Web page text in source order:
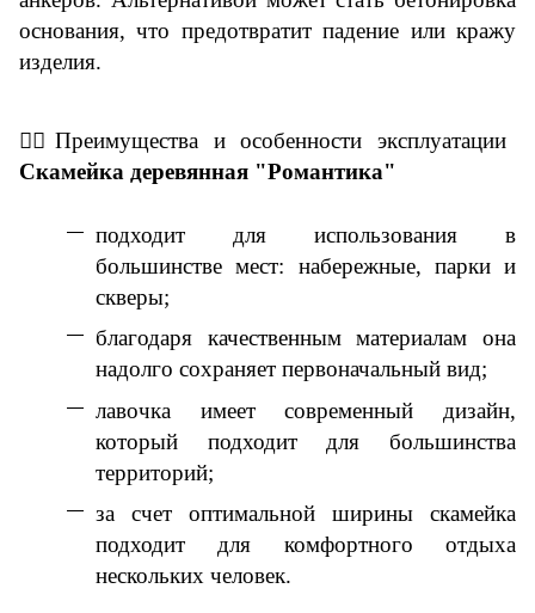
основания, что предотвратит падение или кражу
изделия.
👇🏼 Преимущества и особенности эксплуатации
Скамейка деревянная "Романтика"
подходит для использования в
большинстве мест: набережные, парки и
скверы;
благодаря качественным материалам она
надолго сохраняет первоначальный вид;
лавочка имеет современный дизайн,
который подходит для большинства
территорий;
за счет оптимальной ширины скамейка
подходит для комфортного отдыха
нескольких человек.